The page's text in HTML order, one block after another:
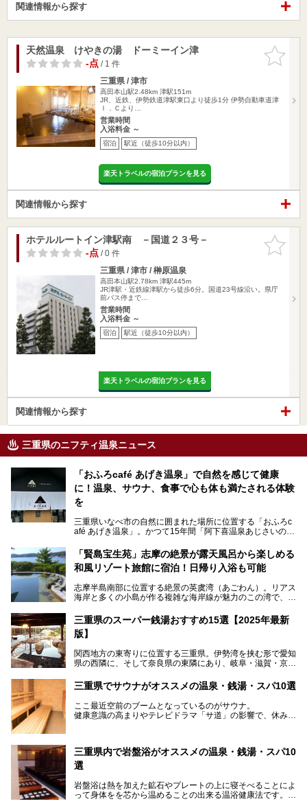
関連情報から探す
お気に入
りに追加
天然温泉 けやきの湯 ドーミーイン津
-点/ 1 件
三重県 / 津市
高田本山駅2.48km 津駅151m
JR、近鉄、伊勢鉄道津駅東口より徒歩1分 伊勢自動車道津
Ｉ．Ｃより…
営業時間
入浴料金 ～
宿泊 駅近（徒歩10分以内）
楽天トラベルの宿泊プランを見る
関連情報から探す
お気に入
りに追加
ホテルルートイン津駅南 －国道２３号－
-点/ 0 件
三重県 / 津市 / 榊原温泉
高田本山駅2.78km 津駅445m
JR津駅・近鉄線津駅から徒歩6分。国道23号線沿い。県庁
前バス停まで…
営業時間
入浴料金 ～
宿泊 駅近（徒歩10分以内）
楽天トラベルの宿泊プランを見る
関連情報から探す
三重県のニフティ温泉ニュース
「おふろcafé あげき温泉」で自然を感じて健康
に！温泉、サウナ、食事で心も体も満たされる体験
を
三重県いなべ市の自然に囲まれた場所に位置する「おふろc
afé あげき温泉」。かつて15年間「阿下喜温泉あじさいの
泊が楽しめる施設として2024年4月に新しく生まれ変わりま
した！
ていた施設……。今回は、地元の方から観光客まで楽しめる
「おふろcafé あげき温泉」をじっくりご紹介していきま
「賢島宝生苑」志摩の絶景が露天風呂から楽しめる
和風リゾート旅館に宿泊！日帰り入浴も可能
志摩半島南部に位置する絶景の英虞湾（あごわん）。リアス
海岸と多くの小島が作る複雑な海岸線が魅力のこの湾で、最
らも英虞湾が一望できる人気の旅館「賢島宝生苑（かしこじ
まほうじょうえん）」をご紹介します。日帰り入浴もできま
すよ！
───
提供元：賢島宝生苑【PR】
三重県のスーパー銭湯おすすめ15選【2025年最新
版】
関西地方の東寄りに位置する三重県。伊勢湾を挟む形で愛知
県の西隣に、そして奈良県の東隣にあり、岐阜・滋賀・京
伊勢神宮を擁する伊勢志摩や、世界遺産に登録された熊野古
道をはじめ、鳥羽水族館、忍者の里・伊賀、鈴鹿サーキッ
ト、松坂牛に伊勢海老……と、観光＆グルメの宝庫です。
東からも西からも訪れやすい三重県には、ハイクオリティな
スーパー銭湯がたくさん！お風呂も食事もコスパもいい、お
三重県でサウナがオススメの温泉・銭湯・スパ10選
ここ最近空前のブームとなっているのがサウナ。
健康意識の高まりやテレビドラマ「サ道」の影響で、休みの
いサウナのある温泉や銭湯、スパをご紹介。
気軽に立ち寄れてリラックス効果の高いサウナで、日頃の疲
れをリフレッシュしませんか？
三重県内で岩盤浴がオススメの温泉・銭湯・スパ10
選
岩盤浴は熱を加えた鉱石やプレートの上に寝そべることによ
って身体をを芯から温めることの出来る温浴健康法です。じ